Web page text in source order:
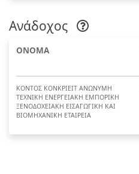
Ανάδοχος
ΟΝΟΜΑ
ΚΟΝΤΟΣ ΚΟΝΚΡΙΕΙΤ ΑΝΩΝΥΜΗ
ΤΕΧΝΙΚΗ ΕΝΕΡΓΕΙΑΚΗ ΕΜΠΟΡΙΚΗ
ΞΕΝΟΔΟΧΕΙΑΚΗ ΕΙΣΑΓΩΓΙΚΗ ΚΑΙ
ΒΙΟΜΗΧΑΝΙΚΗ ΕΤΑΙΡΕΙΑ